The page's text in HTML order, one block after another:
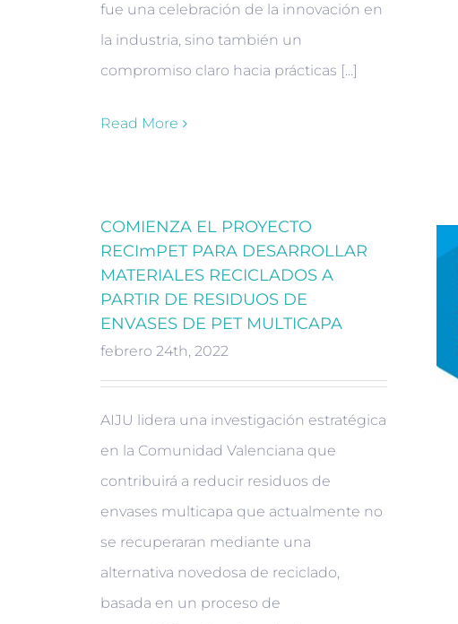
fue una celebración de la innovación en
la industria, sino también un
compromiso claro hacia prácticas [...]
Read More
COMIENZA EL PROYECTO
RECImPET PARA DESARROLLAR
MATERIALES RECICLADOS A
PARTIR DE RESIDUOS DE
ENVASES DE PET MULTICAPA
febrero 24th, 2022
AIJU lidera una investigación estratégica
en la Comunidad Valenciana que
contribuirá a reducir residuos de
envases multicapa que actualmente no
se recuperaran mediante una
alternativa novedosa de reciclado,
basada en un proceso de